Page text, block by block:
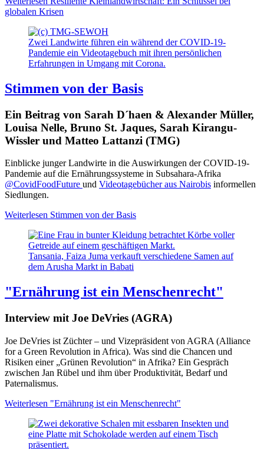
globalen Krisen
Zwei Landwirte führen ein während der COVID-19-
Pandemie ein Videotagebuch mit ihren persönlichen
Erfahrungen in Umgang mit Corona.
Stimmen von der Basis
Ein Beitrag von Sarah D´haen & Alexander Müller,
Louisa Nelle, Bruno St. Jaques, Sarah Kirangu-
Wissler und Matteo Lattanzi (TMG)
Einblicke junger Landwirte in die Auswirkungen der COVID-19-
Pandemie auf die Ernährungssysteme in Subsahara-Afrika
@CovidFoodFuture und Videotagebücher aus Nairobis informellen
Siedlungen.
Weiterlesen Stimmen von der Basis
Tansania, Faiza Juma verkauft verschiedene Samen auf
dem Arusha Markt in Babati
"Ernährung ist ein Menschenrecht"
Interview mit Joe DeVries (AGRA)
Joe DeVries ist Züchter – und Vizepräsident von AGRA (Alliance
for a Green Revolution in Africa). Was sind die Chancen und
Risiken einer „Grünen Revolution“ in Afrika? Ein Gespräch
zwischen Jan Rübel und ihm über Produktivität, Bedarf und
Paternalismus.
Weiterlesen "Ernährung ist ein Menschenrecht"